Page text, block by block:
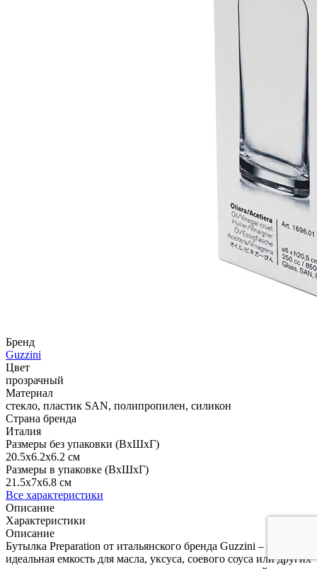
Бренд
Guzzini
Цвет
прозрачный
Материал
стекло, пластик SAN, полипропилен, силикон
Страна бренда
Италия
Размеры без упаковки (ВхШхГ)
20.5x6.2x6.2 см
Размеры в упаковке (ВхШхГ)
21.5x7x6.8 см
Все характеристики
Описание
Характеристики
Описание
Бутылка Preparation от итальянского бренда Guzzini – это
идеальная емкость для масла, уксуса, соевого соуса или других